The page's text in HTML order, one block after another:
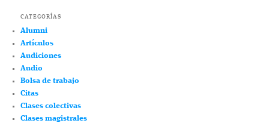
CATEGORÍAS
Alumni
Artículos
Audiciones
Audio
Bolsa de trabajo
Citas
Clases colectivas
Clases magistrales